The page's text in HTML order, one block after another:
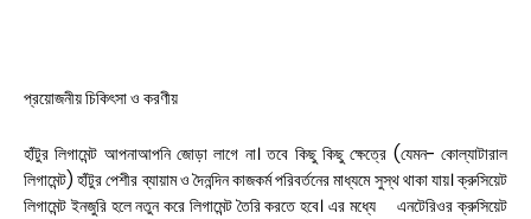
প্রয়োজনীয় চিকিৎসা ও করণীয়
হাঁটুর লিগামেন্ট আপনাআপনি জোড়া লাগে না। তবে কিছু কিছু ক্ষেত্রে (যেমন- কোল্যাটারাল
লিগামেন্ট) হাঁটুর পেশীর ব্যায়াম ও দৈনন্দিন কাজকর্ম পরিবর্তনের মাধ্যমে সুস্থ থাকা যায়। ক্রুসিয়েট
লিগামেন্ট ইনজুরি হলে নতুন করে লিগামেন্ট তৈরি করতে হবে। এর মধ্যে এনটেরিওর ক্রুসিয়েট